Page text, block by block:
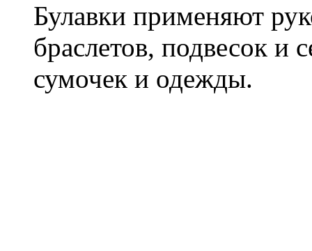
Булавки применяют
браслетов, подвесок и
сумочек и одежды.